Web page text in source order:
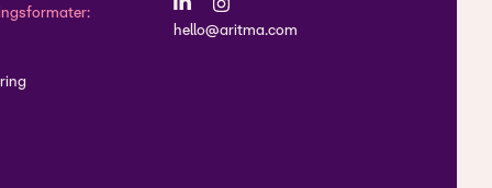
hello@aritma.com